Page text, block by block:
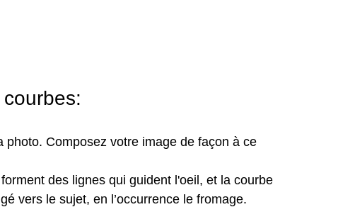
Composez votre image de façon à ce
des lignes qui guident l'oeil, et la courbe
vers le sujet, en l’occurrence le fromage.